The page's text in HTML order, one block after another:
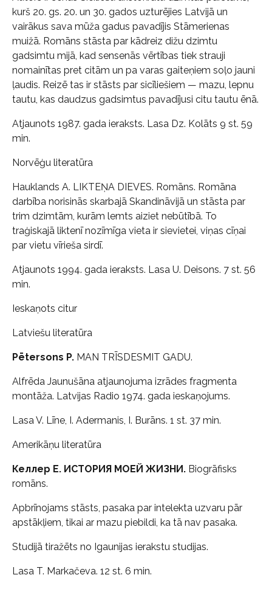
kurš 20. gs. 20. un 30. gados uzturējies Latvijā un
vairākus sava mūža gadus pavadījis Stāmerienas
muižā. Romāns stāsta par kādreiz dižu dzimtu
gadsimtu mijā, kad sensenās vērtības tiek strauji
nomainītas pret citām un pa varas gaiteņiem soļo jauni
ļaudis. Reizē tas ir stāsts par sicīliešiem — mazu, lepnu
tautu, kas daudzus gadsimtus pavadījusi citu tautu ēnā.
Atjaunots 1987. gada ieraksts. Lasa Dz. Kolāts 9 st. 59
min.
Norvēģu literatūra
Hauklands A. LIKTEŅA DIEVES. Romāns. Romāna
darbība norisinās skarbajā Skandināvijā un stāsta par
trim dzimtām, kurām lemts aiziet nebūtībā. To
traģiskajā liktenī nozīmīga vieta ir sievietei, viņas cīņai
par vietu vīrieša sirdī.
Atjaunots 1994. gada ieraksts. Lasa U. Deisons. 7 st. 56
min.
Ieskaņots citur
Latviešu literatūra
Pētersons P. MAN TRĪSDESMIT GADU.
Alfrēda Jaunušāna atjaunojuma izrādes fragmenta
montāža. Latvijas Radio 1974. gada ieskaņojums.
Lasa V. Līne, I. Adermanis, I. Burāns. 1 st. 37 min.
Amerikāņu literatūra
Келлер Е. ИСТОРИЯ МОЕЙ ЖИЗНИ. Biogrāfisks
romāns.
Apbrīnojams stāsts, pasaka par intelekta uzvaru pār
apstākļiem, tikai ar mazu piebildi, ka tā nav pasaka.
Studijā tiražēts no Igaunijas ierakstu studijas.
Lasa T. Markačeva. 12 st. 6 min.